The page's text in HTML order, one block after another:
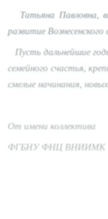
Татьяна Павловна,
развитие Вознесенского
Пусть дальнейшие
семейного счастья,
смелые начинания,
От имени коллектива
ФГБНУ ФНЦ ВНИИМК